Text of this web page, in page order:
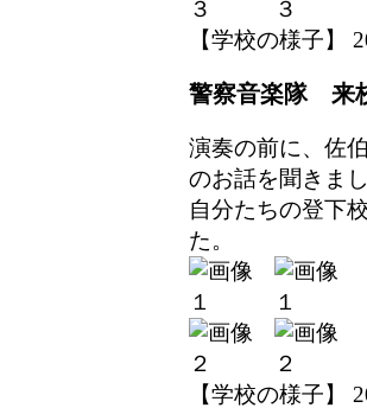
【学校の様子】
警察音楽隊
演奏の前に、佐
のお話を聞きま
自分たちの登下
た。
【学校の様子】